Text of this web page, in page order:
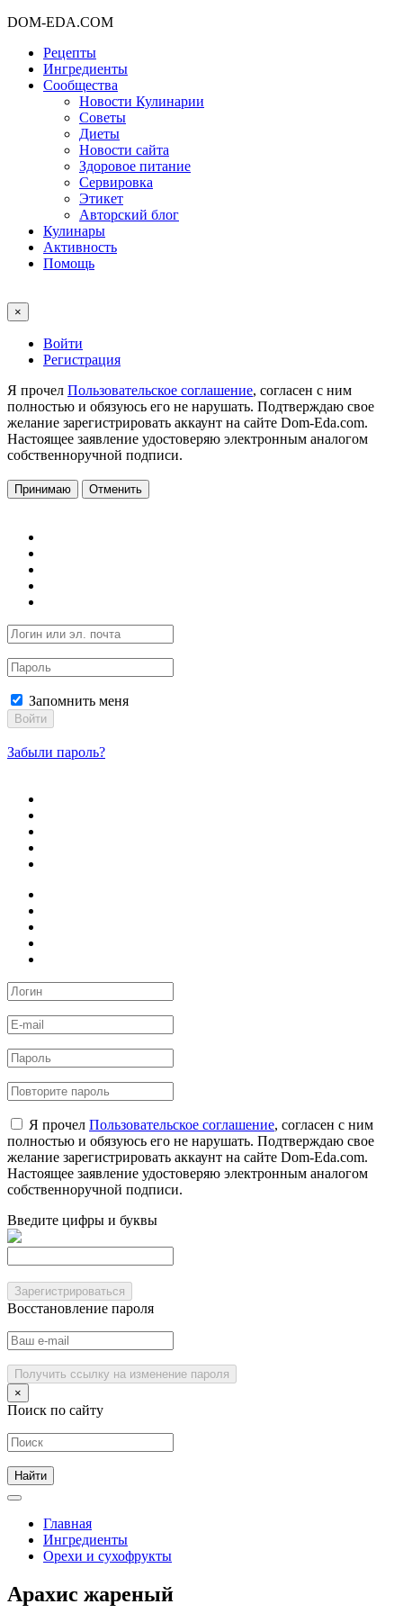
DOM-EDA.COM
Рецепты
Ингредиенты
Сообщества
Новости Кулинарии
Советы
Диеты
Новости сайта
Здоровое питание
Сервировка
Этикет
Авторский блог
Кулинары
Активность
Помощь
×
Войти
Регистрация
Я прочел Пользовательское соглашение, согласен с ним
полностью и обязуюсь его не нарушать. Подтверждаю свое
желание зарегистрировать аккаунт на сайте Dom-Eda.com.
Настоящее заявление удостоверяю электронным аналогом
собственноручной подписи.
Принимаю Отменить
Запомнить меня
Войти
Забыли пароль?
Я прочел Пользовательское соглашение, согласен с ним
полностью и обязуюсь его не нарушать. Подтверждаю свое
желание зарегистрировать аккаунт на сайте Dom-Eda.com.
Настоящее заявление удостоверяю электронным аналогом
собственноручной подписи.
Введите цифры и буквы
Зарегистрироваться
Восстановление пароля
Получить ссылку на изменение пароля
×
Поиск по сайту
Главная
Ингредиенты
Орехи и сухофрукты
Арахис жареный